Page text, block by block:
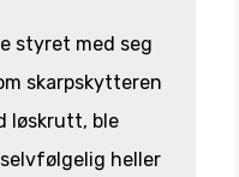
styret med seg
skarpskytteren
løskrutt, ble
heller